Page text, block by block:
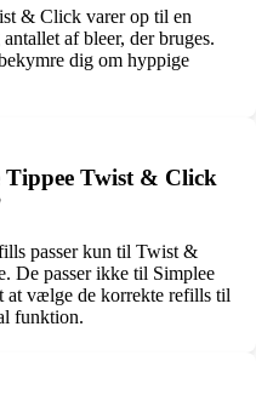
& Click varer op til en
af bleer, der bruges.
dig om hyppige
Tippee Twist & Click
passer kun til Twist &
De passer ikke til Simplee
at vælge de korrekte refills til
funktion.